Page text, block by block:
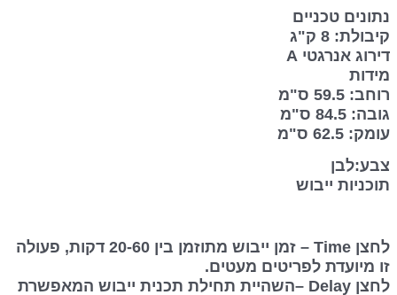
נתונים טכניים
קיבולת: 8 ק"ג
דירוג אנרגטי A
מידות
רוחב: 59.5 ס"מ
גובה: 84.5 ס"מ
עומק: 62.5 ס"מ
צבע:לבן
תוכניות ייבוש
לחצן Time – זמן ייבוש מתוזמן בין 20-60 דקות, פעולה
זו מיועדת לפריטים מעטים.
לחצן Delay –השהיית תחילת תכנית ייבוש המאפשרת